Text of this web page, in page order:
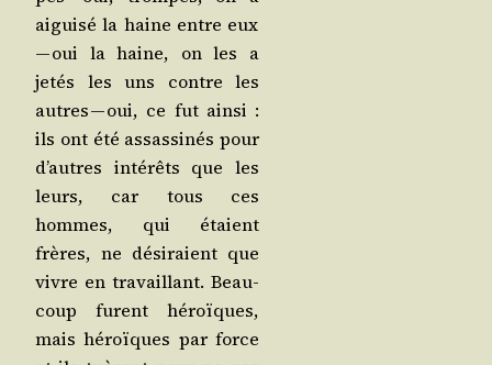
aigui­sé la haine entre eux
— oui la haine, on les a
jetés les uns contre les
autres — oui, ce fut ain­si :
ils ont été assas­si­nés pour
d’autres inté­rêts que les
leurs, car tous ces
hommes, qui étaient
frères, ne dési­raient que
vivre en tra­vaillant. Beau­
coup furent héroïques,
mais héroïques par force